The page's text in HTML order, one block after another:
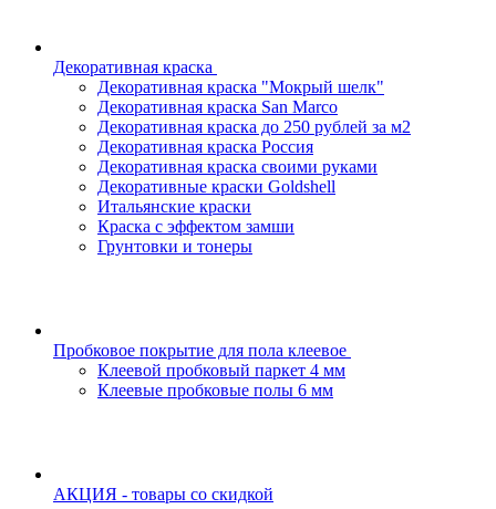
Декоративная краска
Декоративная краска "Мокрый шелк"
Декоративная краска San Marco
Декоративная краска до 250 рублей за м2
Декоративная краска Россия
Декоративная краска своими руками
Декоративные краски Goldshell
Итальянские краски
Краска с эффектом замши
Грунтовки и тонеры
Пробковое покрытие для пола клеевое
Клеевой пробковый паркет 4 мм
Клеевые пробковые полы 6 мм
АКЦИЯ - товары со скидкой